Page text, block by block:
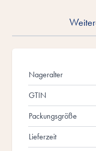
Nageralter
GTIN
Packungsgröße
Lieferzeit